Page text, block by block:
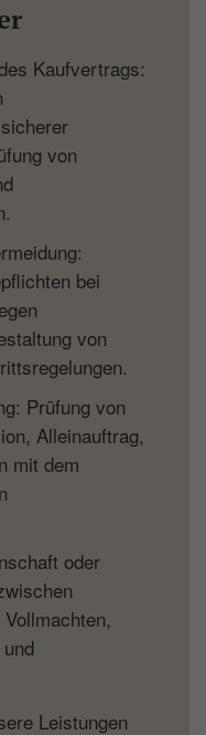
Kaufvertrags:
von
bei
von
Prüfung von
Alleinauftrag,
mit dem
oder
Leistungen